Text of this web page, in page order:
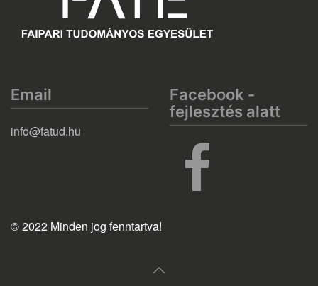
Email
info@fatud.hu
Facebook -
fejlesztés alatt
© 2022 Minden jog fenntartva!